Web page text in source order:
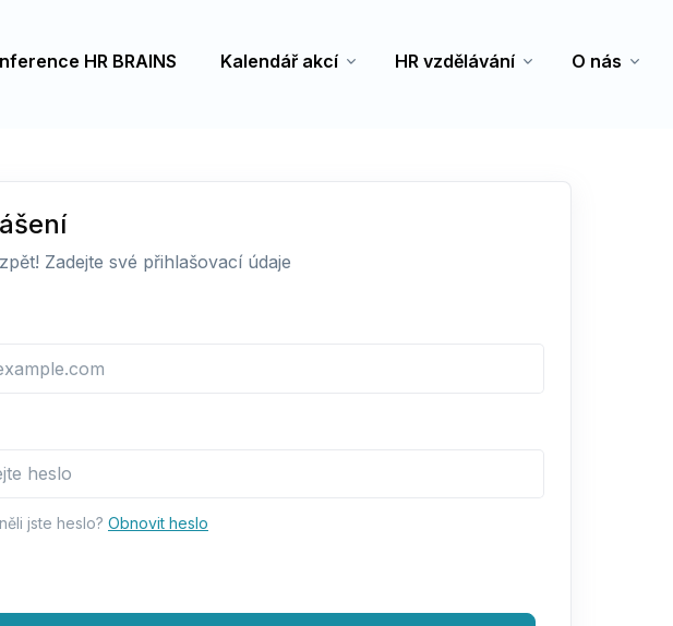
HR BRAINS Kalendář akcí HR vzdělávání O nás
Zadejte své přihlašovací údaje
jste heslo? Obnovit heslo